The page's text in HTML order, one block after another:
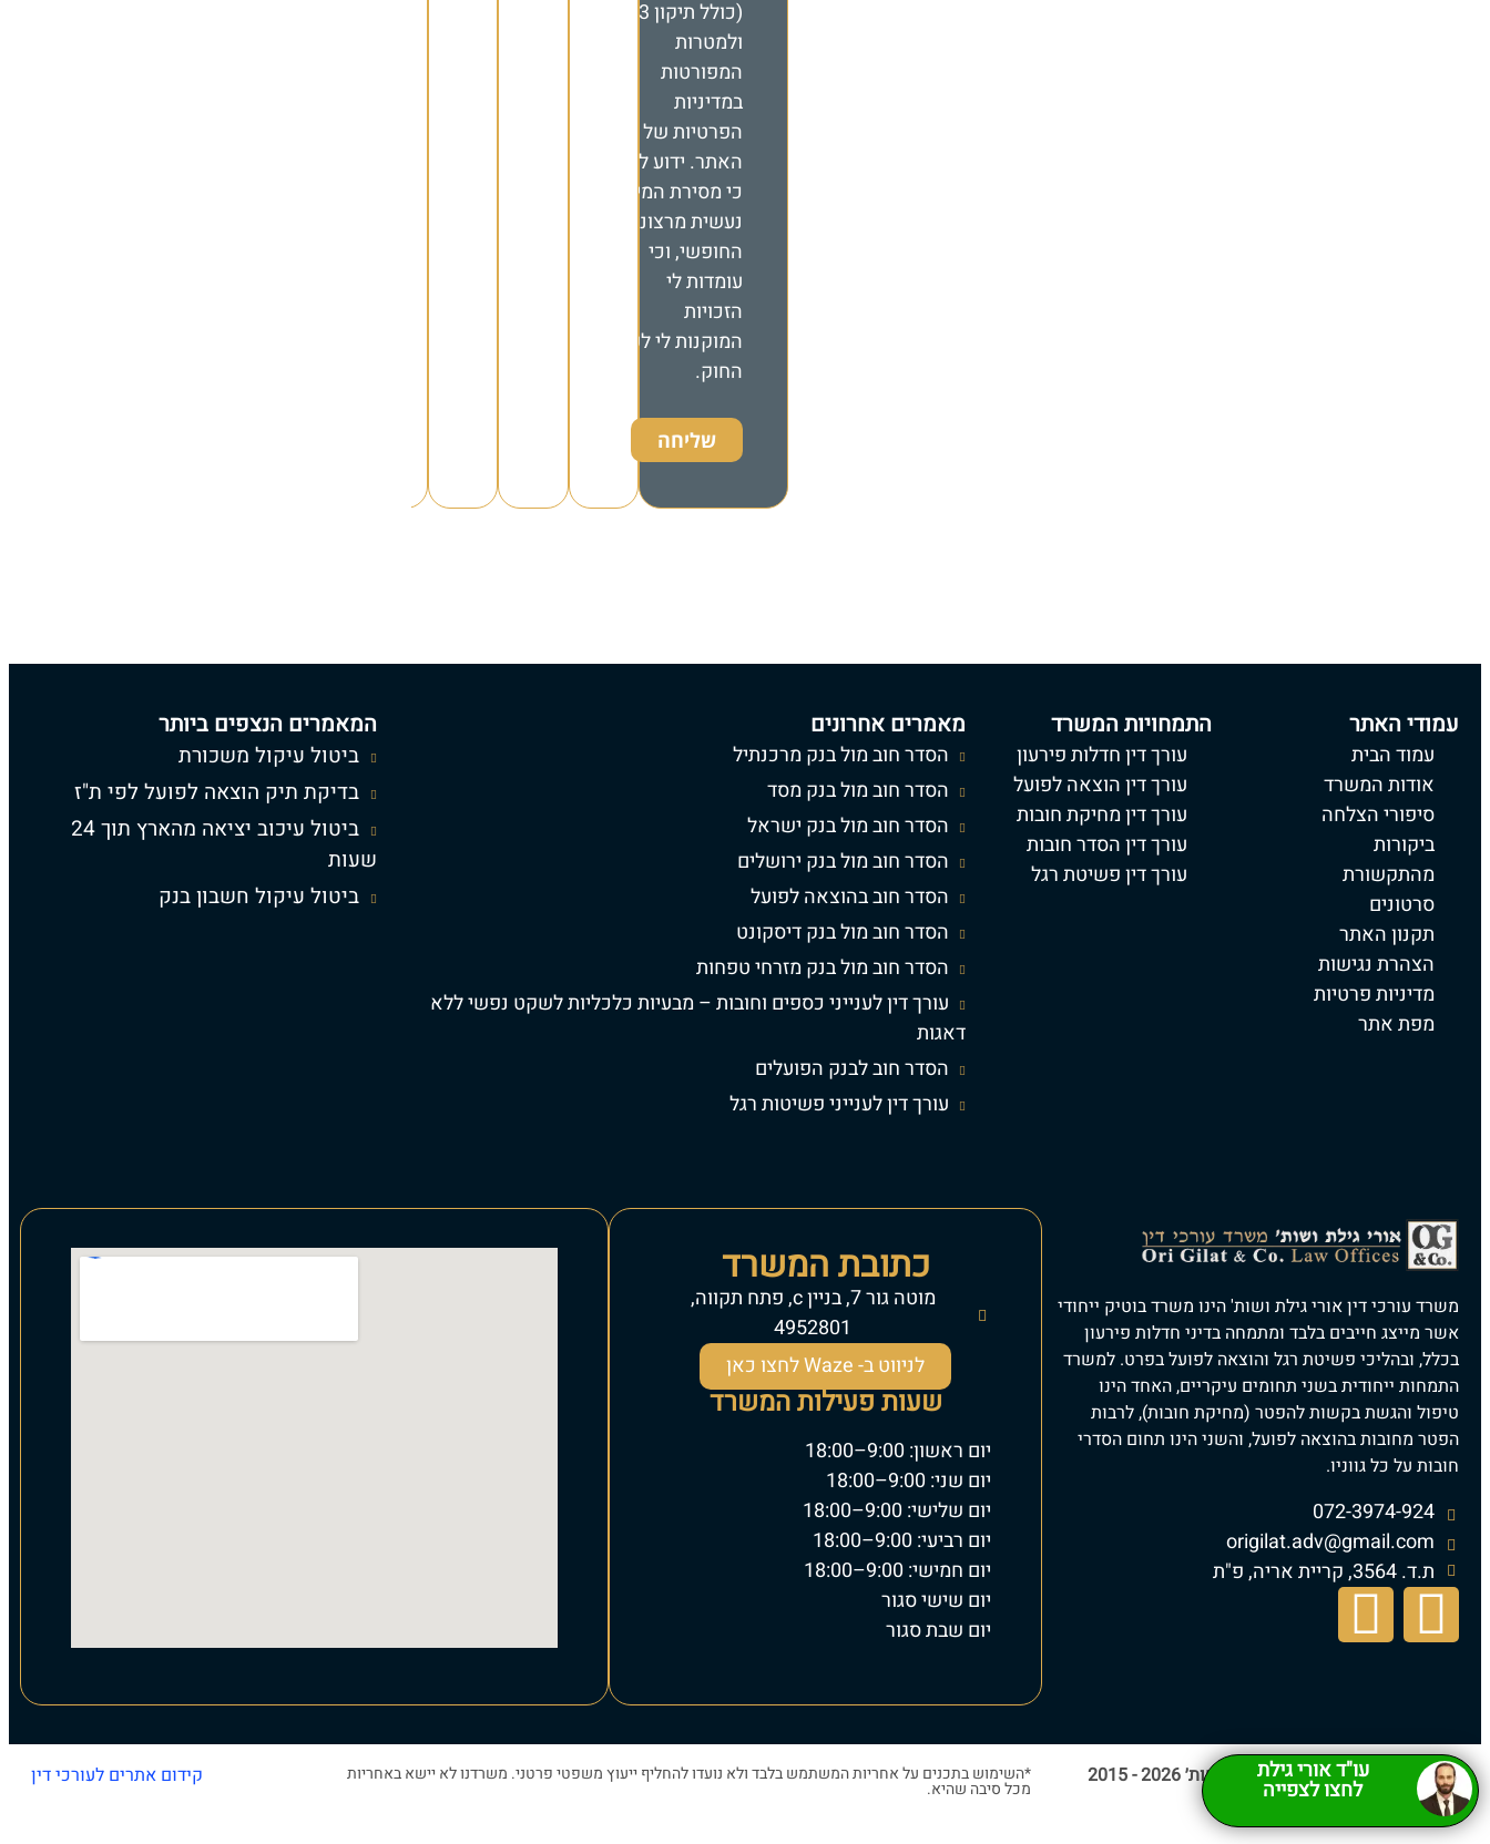
ולמטרות
המפורטות
במדיניות
הפרטיות של
האתר. ידוע לי
כי מסירת המידע
נעשית מרצוני
החופשי, וכי
עומדות לי
הזכויות
המוקנות לי לפי
החוק.
שליחה
עמודי האתר
עמוד הבית
אודות המשרד
סיפורי הצלחה
ביקורות
מהתקשורת
סרטונים
תקנון האתר
הצהרת נגישות
מדיניות פרטיות
מפת אתר
התמחויות המשרד
עורך דין חדלות פירעון
עורך דין הוצאה לפועל
עורך דין מחיקת חובות
עורך דין הסדר חובות
עורך דין פשיטת רגל
עו"ד אורי גילת
לחצו לצפייה
מאמרים אחרונים
הסדר חוב מול בנק מרכנתיל
הסדר חוב מול בנק מסד
הסדר חוב מול בנק ישראל
הסדר חוב מול בנק ירושלים
הסדר חוב בהוצאה לפועל
הסדר חוב מול בנק דיסקונט
הסדר חוב מול בנק מזרחי טפחות
עורך דין לענייני כספים וחובות – מבעיות כלכליות לשקט נפשי ללא
דאגות
הסדר חוב לבנק הפועלים
עורך דין לענייני פשיטות רגל
המאמרים הנצפים ביותר
ביטול עיקול משכורת
בדיקת תיק הוצאה לפועל לפי ת"ז
ביטול עיכוב יציאה מהארץ תוך 24
שעות
ביטול עיקול חשבון בנק
משרד עורכי דין אורי גילת ושות' הינו משרד בוטיק ייחודי
אשר מייצג חייבים בלבד ומתמחה בדיני חדלות פירעון
בכלל, ובהליכי פשיטת רגל והוצאה לפועל בפרט. למשרד
התמחות ייחודית בשני תחומים עיקריים, האחד הינו
טיפול והגשת בקשות להפטר (מחיקת חובות), לרבות
הפטר מחובות בהוצאה לפועל, והשני הינו תחום הסדרי
חובות על כל גווניו.
072-3974-924
origilat.adv@gmail.com
ת.ד. 3564, קריית אריה, פ"ת
כתובת המשרד
מוטה גור 7, בניין c, פתח תקווה,
4952801
לניווט ב- Waze לחצו כאן
שעות פעילות המשרד
יום ראשון: 9:00–18:00
יום שני: 9:00–18:00
יום שלישי: 9:00–18:00
יום רביעי: 9:00–18:00
יום חמישי: 9:00–18:00
יום שישי סגור
יום שבת סגור
כל הזכויות שמורות © אורי גילת ושות׳ 2026 - 2015 *השימוש בתכנים על אחריות המשתמש בלבד ולא נועדו להחליף ייעוץ משפטי פרטני. משרדנו לא יישא באחריות
מכל סיבה שהיא.
קידום אתרים לעורכי דין